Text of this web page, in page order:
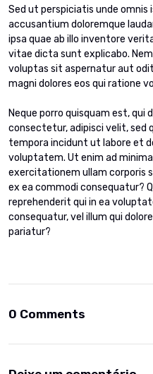
Sed ut perspiciatis unde
accusantium doloremque
ipsa quae ab illo inventore
vitae dicta sunt explicabo.
voluptas sit aspernatur aut
magni dolores eos qui ratione
Neque porro quisquam est, qui
consectetur, adipisci velit, sed
tempora incidunt ut labore et
voluptatem. Ut enim ad
exercitationem ullam corporis
ex ea commodi consequatur?
reprehenderit qui in ea
consequatur, vel illum qui
pariatur?
0 Comments